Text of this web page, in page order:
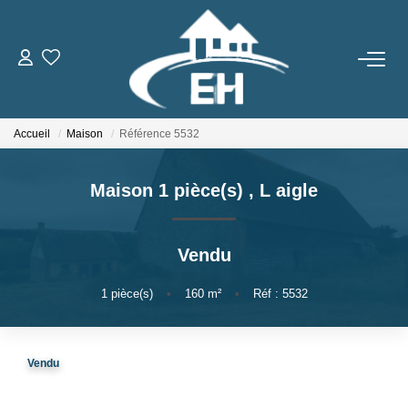
ACHETER
LOUER
Nos Biens
Gestion Locative
ESTIMER
Accueil Maison Référence 5532
Maison 1 pièce(s) , L aigle
Vendu
1 pièce(s) • 160m² • Réf : 5532
Vendu